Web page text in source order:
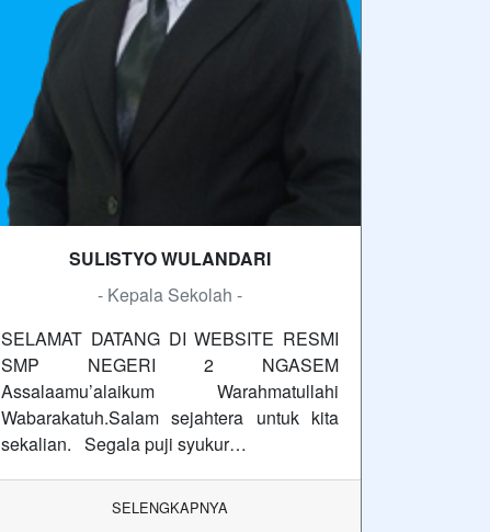
SULISTYO WULANDARI
- Kepala Sekolah -
SELAMAT DATANG DI WEBSITE RESMI
SMP NEGERI 2 NGASEM
Assalaamu’alaikum Warahmatullahi
Wabarakatuh.Salam sejahtera untuk kita
sekalian. Segala puji syukur…
SELENGKAPNYA